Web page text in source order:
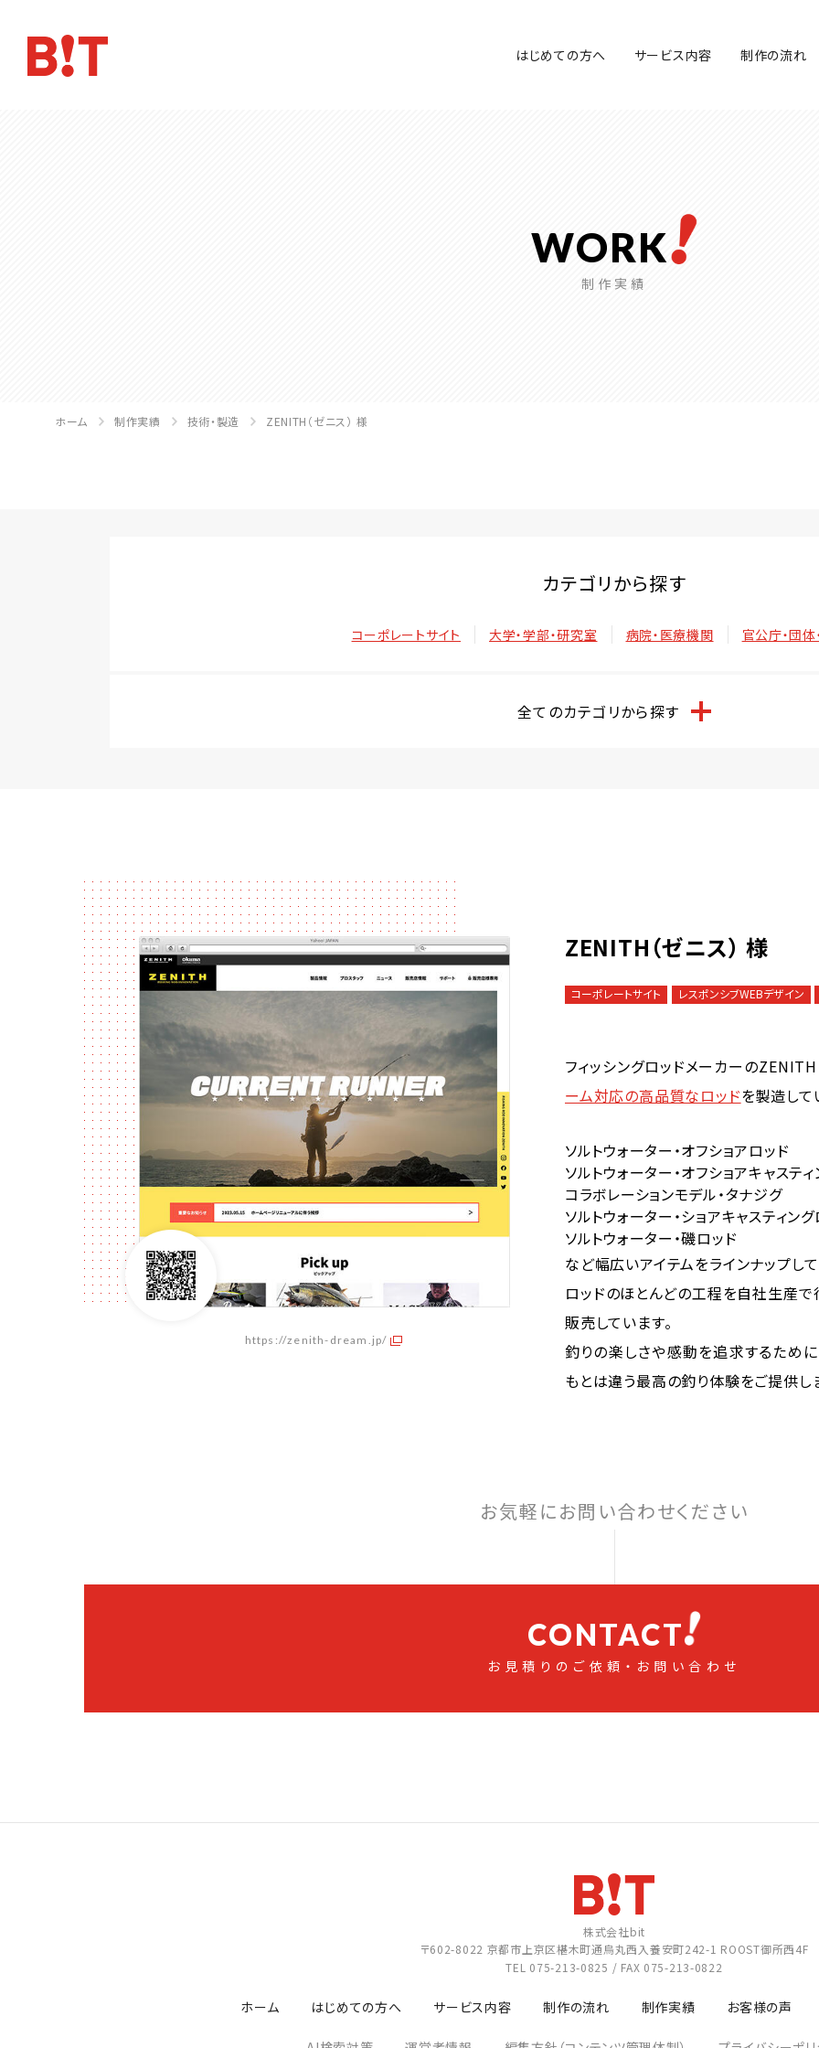
はじめての方へ サービス内容 制作の流れ
WORK
制作実績
ホーム 制作実績 技術・製造 ZENITH（ゼニス） 様
カテゴリから探す
コーポレートサイト 大学・学部・研究室 病院・医療機関 官公庁・団
全てのカテゴリから探す
https://zenith-dream.jp/
ZENITH（ゼニス） 様
コーポレートサイト レスポンシブWEBデザイン
フィッシングロッドメーカーのZENITH
ーム対応の高品質なロッドを製造して
ソルトウォーター・オフショアロッド
ソルトウォーター・オフショアキャステ
コラボレーションモデル・タナジグ
ソルトウォーター・ショアキャスティング
ソルトウォーター・磯ロッド
など幅広いアイテムをラインナップして
ロッドのほとんどの工程を自社生産で
販売しています。
釣りの楽しさや感動を追求するため
もとは違う最高の釣り体験をご提供し
お気軽にお問い合わせください
CONTACT
お見積りのご依頼・お問い合わせ
株式会社bit
〒602-8022 京都市上京区椹木町通烏丸西入養安町242-1 ROOST御所西4F
TEL 075-213-0825 / FAX 075-213-0822
ホーム はじめての方へ サービス内容 制作の流れ 制作実績 お客様の声